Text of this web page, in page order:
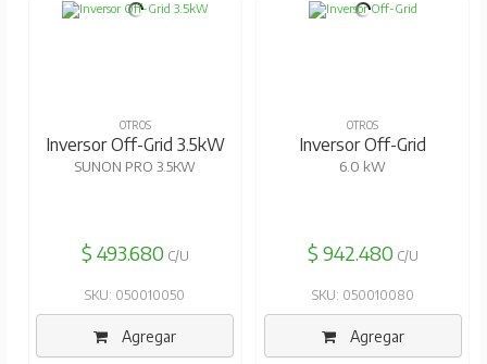
OTROS
Inversor Off-Grid 3.5kW
SUNON PRO 3.5KW
$ 493.680C/U
SKU: 050010050
Agregar
OTROS
Inversor Off-Grid
6.0 kW
$ 942.480C/U
SKU: 050010080
Agregar